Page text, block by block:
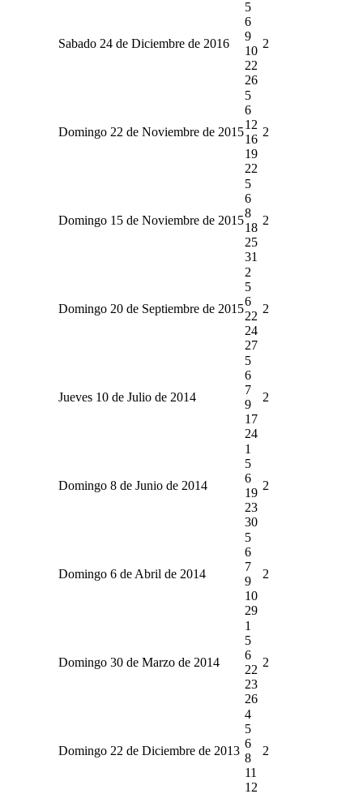
Sabado 24 de Diciembre de 2016
5
6
9
10
22
26
2
Domingo 22 de Noviembre de 2015
5
6
12
16
19
22
2
Domingo 15 de Noviembre de 2015
5
6
8
18
25
31
2
Domingo 20 de Septiembre de 2015
2
5
6
22
24
27
2
Jueves 10 de Julio de 2014
5
6
7
9
17
24
2
Domingo 8 de Junio de 2014
1
5
6
19
23
30
2
Domingo 6 de Abril de 2014
5
6
7
9
10
29
2
Domingo 30 de Marzo de 2014
1
5
6
22
23
26
2
Domingo 22 de Diciembre de 2013
4
5
6
8
11
12
2